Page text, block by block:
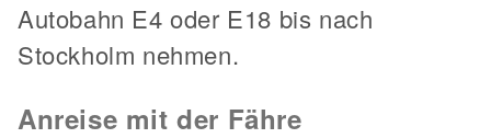
Autobahn E4 oder E18 bis nach
Stockholm nehmen.
Anreise mit der Fähre